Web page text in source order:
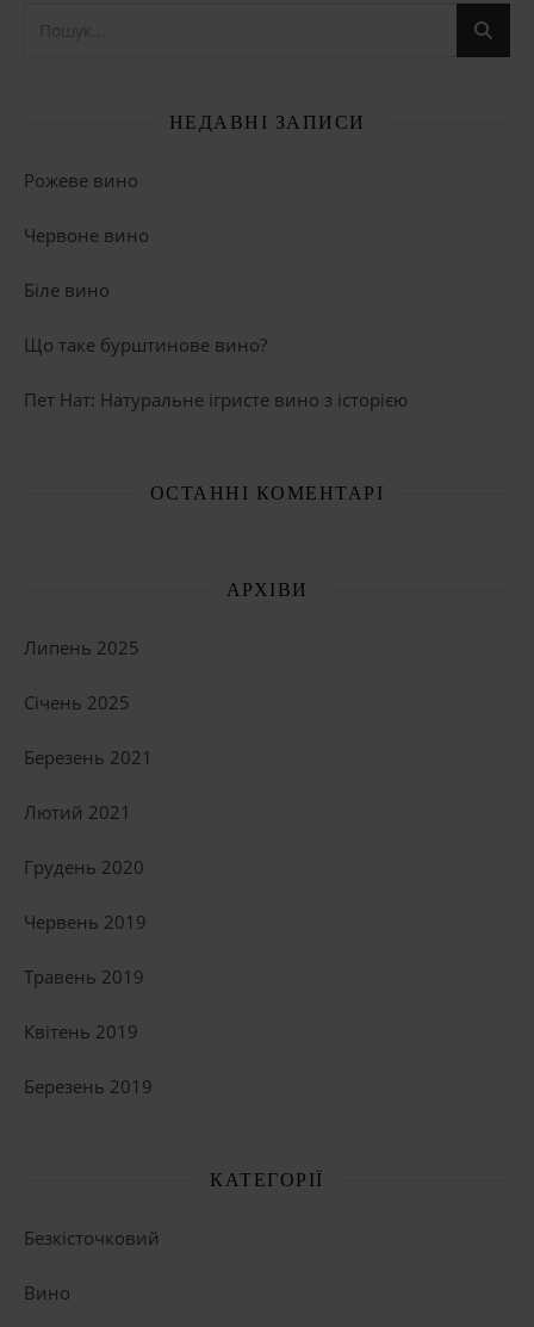
НЕДАВНІ ЗАПИСИ
Рожеве вино
Червоне вино
Біле вино
Що таке бурштинове вино?
Пет Нат: Натуральне ігристе вино з історією
ОСТАННІ КОМЕНТАРІ
АРХІВИ
Липень 2025
Січень 2025
Березень 2021
Лютий 2021
Грудень 2020
Червень 2019
Травень 2019
Квітень 2019
Березень 2019
КАТЕГОРІЇ
Безкісточковий
Вино